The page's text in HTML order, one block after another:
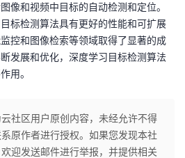
像和视频中目标的自动检测和定位。
标检测算法具有更好的性能和可扩展
控和图像检索等领域取得了显著的成
发展和优化，深度学习目标检测算法
用。
云社区用户原创内容，未经允许不得
原作者进行授权。如果您发现本社
迎发送邮件进行举报，并提供相关